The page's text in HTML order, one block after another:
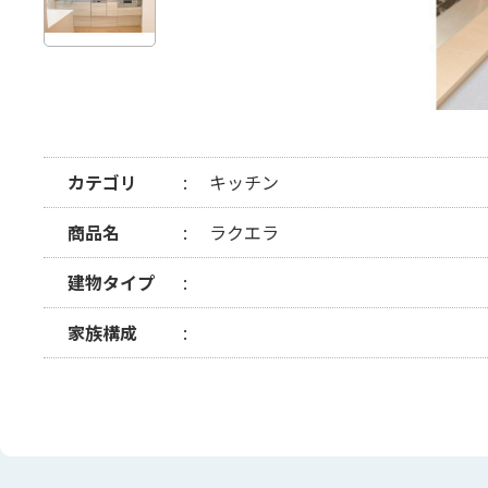
カテゴリ
キッチン
商品名
ラクエラ
建物タイプ
家族構成